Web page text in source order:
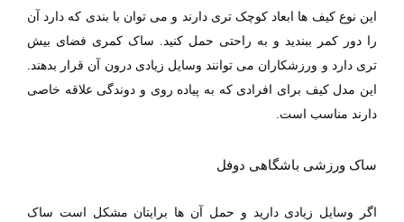
این نوع کیف ها ابعاد کوچک تری دارند و می توان با بندی که دارد آن
را دور کمر ببندید و به راحتی حمل کنید. ساک کمری فضای بیش
تری دارد و ورزشکاران می توانند وسایل زیادی درون آن قرار بدهند.
این مدل کیف برای افرادی که به پیاده روی و دوندگی علاقه خاصی
دارند مناسب است.
ساک ورزشی باشگاهی دوفل
اگر وسایل زیادی دارید و حمل آن ها برایتان مشکل است ساک